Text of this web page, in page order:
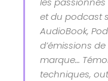
et du podcast
AudioBook,
d’émissions
marque…
techniques,